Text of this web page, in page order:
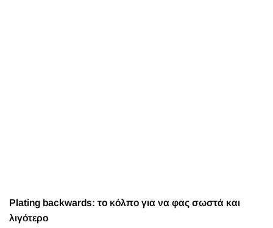
περιεκτικότητά τους σε βιταμίνες, μέταλλα και ιχνοστοιχεία
όπως η βιταμίνη C, τα καροτενοειδή, το φυλλικό οξύ, οι